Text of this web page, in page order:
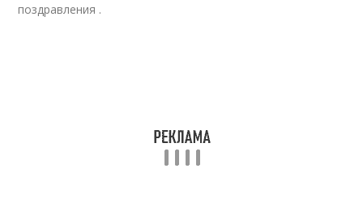
поздравления .